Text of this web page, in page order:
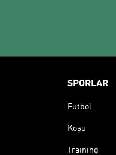
SPORLAR
Futbol
Koşu
Training